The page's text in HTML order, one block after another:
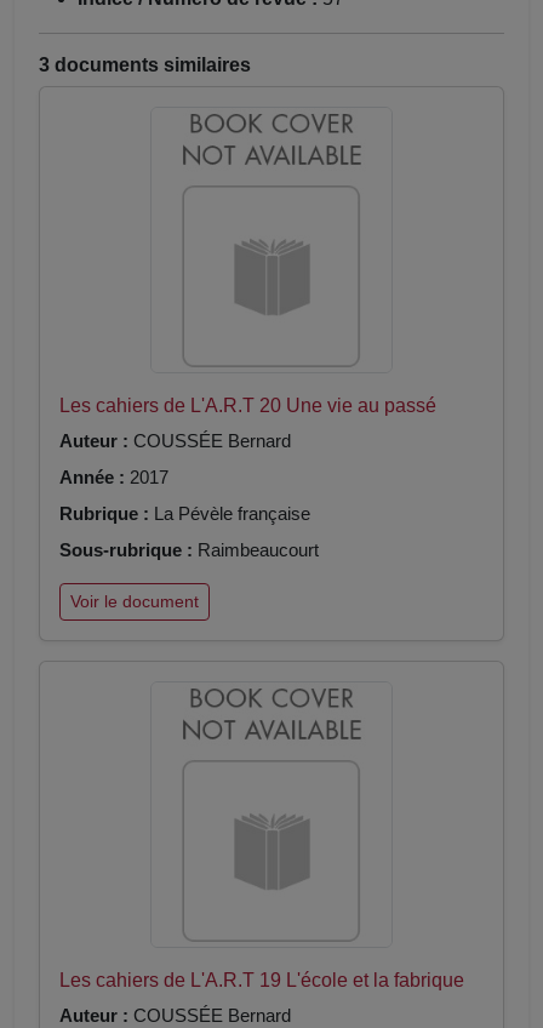
3 documents similaires
Les cahiers de L'A.R.T 20 Une vie au passé
Auteur : COUSSÉE Bernard
Année : 2017
Rubrique : La Pévèle française
Sous-rubrique : Raimbeaucourt
Voir le document
Les cahiers de L'A.R.T 19 L'école et la fabrique
Auteur : COUSSÉE Bernard